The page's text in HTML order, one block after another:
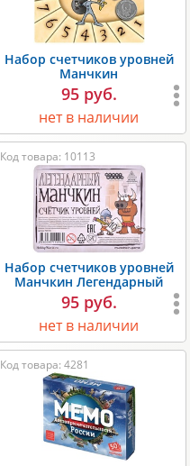
Набор счетчиков уровней
Манчкин
95 руб.
нет в наличии
Код товара: 10113
Набор счетчиков уровней
Манчкин Легендарный
95 руб.
нет в наличии
Код товара: 4281